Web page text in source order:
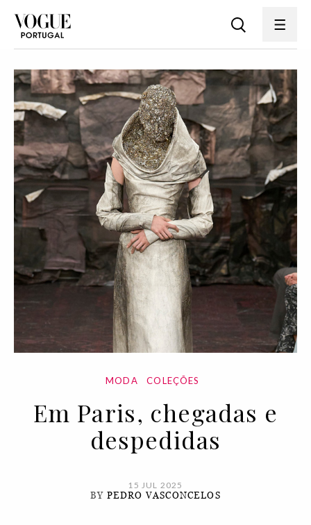
MODA COLEÇÕES
Em Paris, chegadas e
despedidas
15 JUL 2025
BY PEDRO VASCONCELOS